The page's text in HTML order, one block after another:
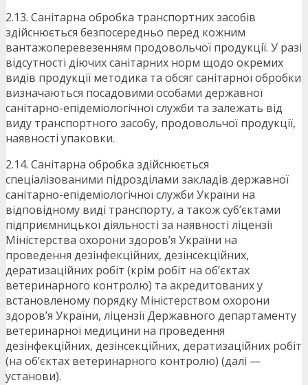
2.13. Санітарна обробка транспортних засобів
здійснюється безпосередньо перед кожним
вантажоперевезенням продовольчої продукції. У разі
відсутності діючих санітарних норм щодо окремих
видів продукції методика та обсяг санітарної обробки
визначаються посадовими особами державної
санітарно-епідеміологічної служби та залежать від
виду транспортного засобу, продовольчої продукції,
наявності упаковки.
2.14. Санітарна обробка здійснюється
спеціалізованими підрозділами закладів державної
санітарно-епідеміологічної служби України на
відповідному виді транспорту, а також суб’єктами
підприємницької діяльності за наявності ліцензії
Міністерства охорони здоров’я України на
проведення дезінфекційних, дезінсекційних,
дератизаційних робіт (крім робіт на об’єктах
ветеринарного контролю) та акредитованих у
встановленому порядку Міністерством охорони
здоров’я України, ліцензії Державного департаменту
ветеринарної медицини на проведення
дезінфекційних, дезінсекційних, дератизаційних робіт
(на об’єктах ветеринарного контролю) (далі —
установи).